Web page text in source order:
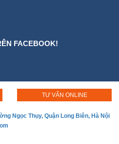
Ngọc Thụy, Quận Long Biên, Hà Nội